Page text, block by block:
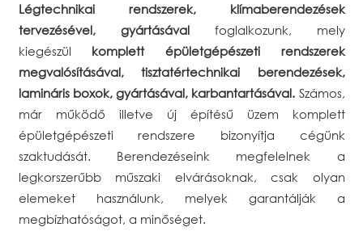
Légtechnikai rendszerek, klímaberendezések
tervezésével, gyártásávalfoglalkozunk, mely
kiegészül komplett épületgépészeti rendszerek
megvalósításával, tisztatértechnikai berendezések,
lamináris boxok, gyártásával, karbantartásával. Számos,
már működő illetve új építésű üzem komplett
épületgépészeti rendszere bizonyítja cégünk
szaktudását. Berendezéseink megfelelnek a
legkorszerűbb műszaki elvárásoknak, csak olyan
elemeket használunk, melyek garantálják a
megbízhatóságot, a minőséget.